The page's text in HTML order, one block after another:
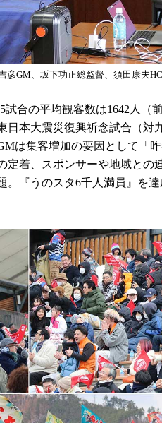
彦GM、坂下功正総監督、須田康夫HC
合の平均観客数は1642人（
日本大震災復興祈念試合（対
は集客増加の要因として「
着、スポンサーや地域との
。『うのスタ6千人満員』を